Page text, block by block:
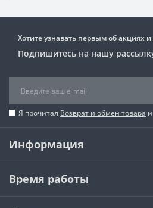
Хотите узнавать первым об акциях и
Подпишитесь на нашу
Я прочитал Возврат и обмен товара
Информация
Время работы